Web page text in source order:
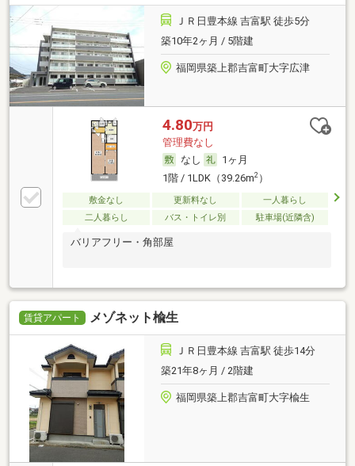
ＪＲ日豊本線 吉富駅 徒歩5分
築10年2ヶ月 / 5階建
福岡県築上郡吉富町大字広津
4.80万円
管理費なし
なし
1ヶ月
1階 / 1LDK（39.26m2）
敷金なし 更新料なし
一人暮らし
二人暮らし
バス・トイレ別 駐車場(近隣含)
バリアフリー・角部屋
賃貸アパート メゾネット楡生
ＪＲ日豊本線 吉富駅 徒歩14分
築21年8ヶ月 / 2階建
福岡県築上郡吉富町大字楡生